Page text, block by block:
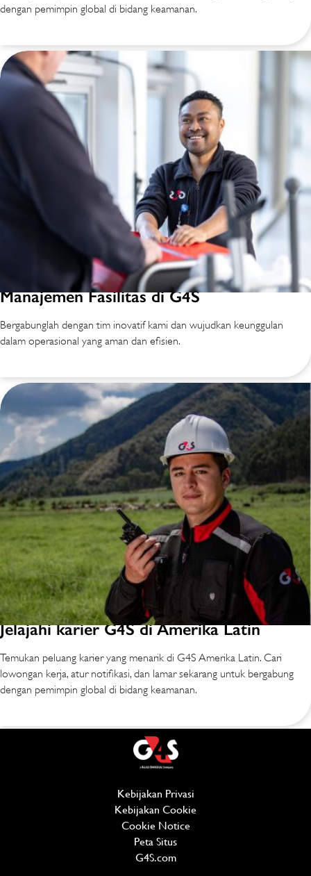
dengan pemimpin global di bidang keamanan.
Manajemen Fasilitas di G4S
Bergabunglah dengan tim inovatif kami dan wujudkan keunggulan
dalam operasional yang aman dan efisien.
Jelajahi karier G4S di Amerika Latin
Temukan peluang karier yang menarik di G4S Amerika Latin. Cari
lowongan kerja, atur notifikasi, dan lamar sekarang untuk bergabung
dengan pemimpin global di bidang keamanan.
Kebijakan Privasi
Kebijakan Cookie
Cookie Notice
Peta Situs
G4S.com(opens in new window)